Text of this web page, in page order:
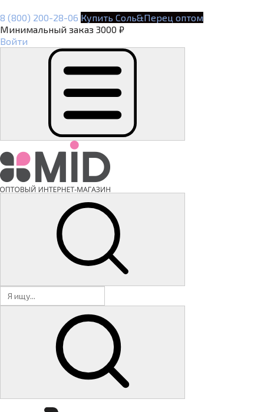
8 (800) 200-28-06 Купить Соль&Перец оптом
Минимальный заказ 3000 ₽
Войти